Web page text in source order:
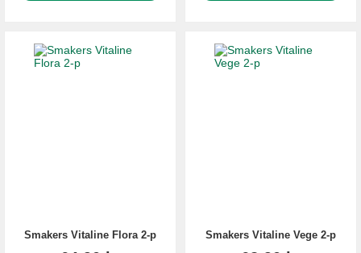
Smakers Vitaline Flora 2-p Smakers Vitaline Vege 2-p